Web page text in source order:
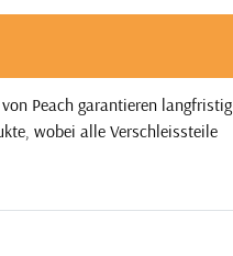
Peach garantieren langfristig
wobei alle Verschleissteile